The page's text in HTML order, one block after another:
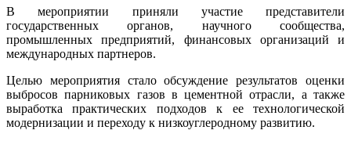
В мероприятии приняли участие представители
государственных органов, научного сообщества,
промышленных предприятий, финансовых организаций и
международных партнеров.
Целью мероприятия стало обсуждение результатов оценки
выбросов парниковых газов в цементной отрасли, а также
выработка практических подходов к ее технологической
модернизации и переходу к низкоуглеродному развитию.